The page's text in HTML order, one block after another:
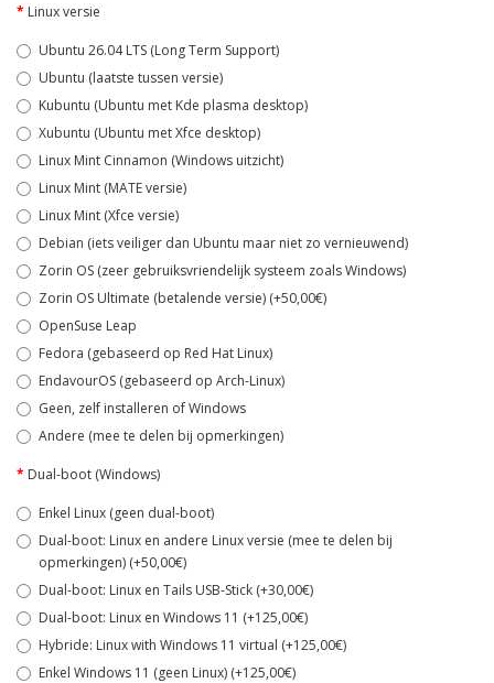
Linux versie
Ubuntu 26.04 LTS (Long Term Support)
Ubuntu (laatste tussen versie)
Kubuntu (Ubuntu met Kde plasma desktop)
Xubuntu (Ubuntu met Xfce desktop)
Linux Mint Cinnamon (Windows uitzicht)
Linux Mint (MATE versie)
Linux Mint (Xfce versie)
Debian (iets veiliger dan Ubuntu maar niet zo vernieuwend)
Zorin OS (zeer gebruiksvriendelijk systeem zoals Windows)
Zorin OS Ultimate (betalende versie) (+50,00€)
OpenSuse Leap
Fedora (gebaseerd op Red Hat Linux)
EndavourOS (gebaseerd op Arch-Linux)
Geen, zelf installeren of Windows
Andere (mee te delen bij opmerkingen)
Dual-boot (Windows)
Enkel Linux (geen dual-boot)
Dual-boot: Linux en andere Linux versie (mee te delen bij
opmerkingen) (+50,00€)
Dual-boot: Linux en Tails USB-Stick (+30,00€)
Dual-boot: Linux en Windows 11 (+125,00€)
Hybride: Linux with Windows 11 virtual (+125,00€)
Enkel Windows 11 (geen Linux) (+125,00€)